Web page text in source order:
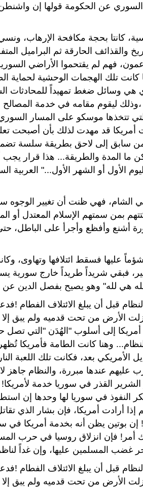
عن الحكومة قولها إن واشنطن
كانتا بحجة مكافحة الإرهاب،
والقذائف الحارقة ثم البراميل
فهم لم يقتحموا الأراضي
كانت تلك الهجمات الوحشية لحماية
هي وسائل ضغط تمهيداً للمحادثات
،وذلك ليقوم مقامه في خدمة
تتخذها موسكو على المسار
روسيا اليوم 8/10/2015، وكانت أمريكا قد مهدت
من سابق إلى لاحق بطريقة سلسة
ما المدة والطريقة... هذا قرار
الشام، فهي ظنت أن تغيير
بمن سمتهم الإسلام المعتدل أو
وأفظع وأجرأ على الباطل،
عليها فسقط ائتلافها وتهاوى،
فبقي شريداً طريداً خارج سورية
هي لله" وهو يصيح بفصل الدين عن
أن يبلغ الائتلاف الفطام
الأرض من تحت قدميه ولم
إلى أسلوب "الهُدَن "التي تصل
وهنا كانت الطامة فأمريكا
الأمريكي بعد، فكانت تلك اللعبة
عليهم عندها مبررة، والنظام
القذر في سوريا خدمة
النفوذ في سوريا لها وحدها إن
إذا أرادت أمريكا، فإن بشار الذي
بوتين يظن أنه بخدمة أمريكا في
أمر! فإن انزلاق روسيا في حرب
غضب المسلمين عليها، وإن غداً
أن يبلغ الائتلاف الفطام
الأرض من تحت قدميه ولم